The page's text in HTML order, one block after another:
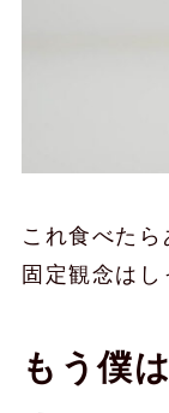
これ食べた
固定観念はし
もう僕